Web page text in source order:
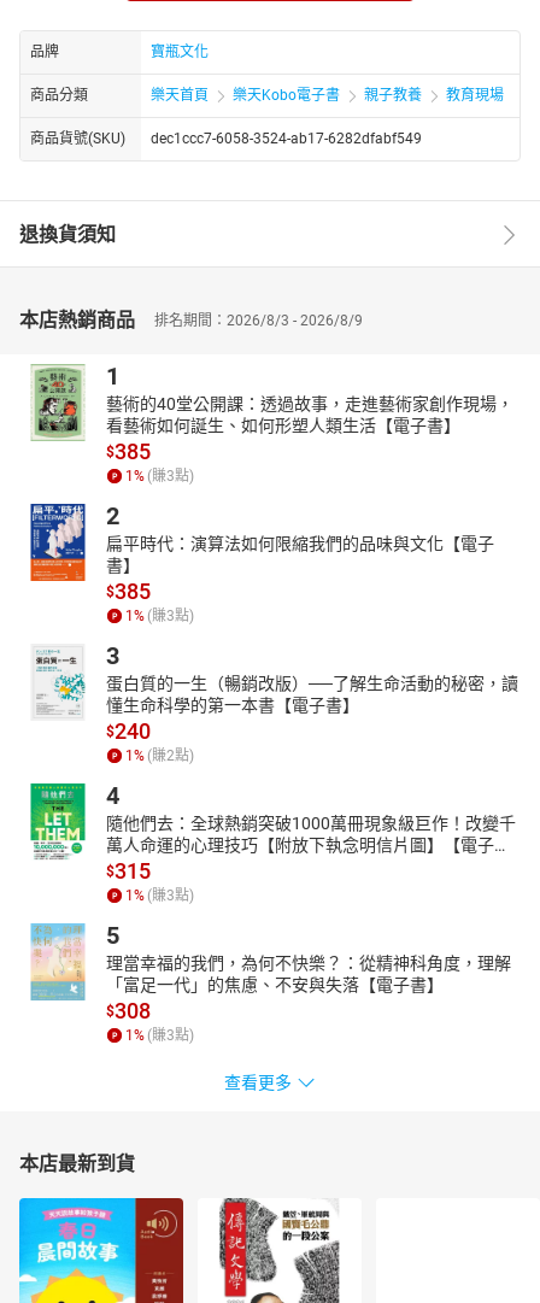
好不容易考進了學校，會不會畢不了業呢？
別擔心，《18個酷博士＠史丹佛》不但給你最正確的情報，
更給你過來人的經驗，為你鋪一條留學的康莊大道！
品牌 寶瓶文化
商品分類 樂天首頁 樂天Kobo電子書 親子教養 教育現場
商品貨號(SKU) dec1ccc7-6058-3524-ab17-6282dfabf549
退換貨須知
本店熱銷商品 排名期間：2026/8/3 - 2026/8/9
1
藝術的40堂公開課：透過故事，走進藝術家創作現場，
看藝術如何誕生、如何形塑人類生活【電子書】
$385
1 % (賺3點)
2
扁平時代：演算法如何限縮我們的品味與文化【電子
書】
$385
1 % (賺3點)
3
蛋白質的一生（暢銷改版）──了解生命活動的秘密，讀
懂生命科學的第一本書【電子書】
$240
1 % (賺2點)
4
隨他們去：全球熱銷突破1000萬冊現象級巨作！改變千
萬人命運的心理技巧【附放下執念明信片圖】【電子
書】
$315
1 % (賺3點)
5
理當幸福的我們，為何不快樂？：從精神科角度，理解
「富足一代」的焦慮、不安與失落【電子書】
$308
1 % (賺3點)
查看更多
本店最新到貨